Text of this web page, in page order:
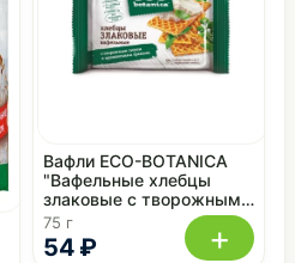
54 ₽
Вафли ECO-BOTANICA
"Вафельные хлебцы
злаковые с творожным
сыром и прованскими
травами" 75 г
75 г +